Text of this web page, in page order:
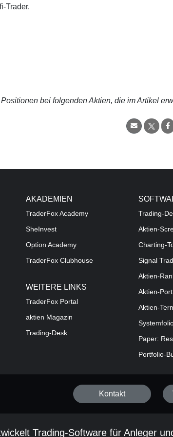
Trader.
bei folgenden Aktien, die im Artikel
AKADEMIEN
TraderFox Academy
SheInvest
Option Academy
TraderFox Clubhouse
WEITERE LINKS
TraderFox Portal
aktien Magazin
Trading-Desk
Trading-
Aktien-
Charting-
Signal
Aktien-
Aktien-
Aktien-
Paper:
Portfolio-
Kontakt
Trading-Software für Anleger